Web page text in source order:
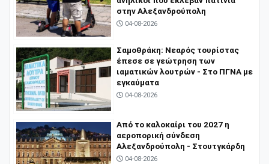
στην Αλεξανδρούπολη
04-08-2026
Σαμοθράκη: Νεαρός τουρίστας
έπεσε σε γεώτρηση των
ιαματικών λουτρών - Στο ΠΓΝΑ με
εγκαύματα
04-08-2026
Από το καλοκαίρι του 2027 η
αεροπορική σύνδεση
Αλεξανδρούπολη - Στουτγκάρδη
04-08-2026